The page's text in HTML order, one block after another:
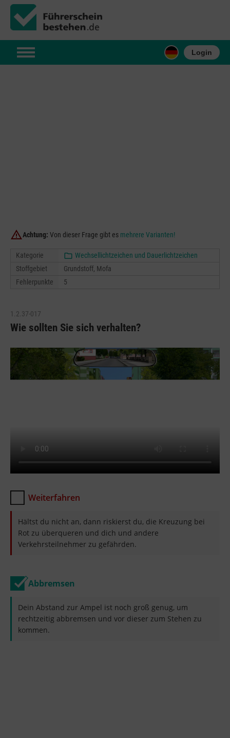
Login
Achtung: Von dieser Frage gibt es mehrere Varianten!
Kategorie
Wechsellichtzeichen und Dauerlichtzeichen
Stoffgebiet
Grundstoff, Mofa
Fehlerpunkte
5
1.2.37-017
Wie sollten Sie sich verhalten?
Weiterfahren
Hältst du nicht an, dann riskierst du, die Kreuzung bei
Rot zu überqueren und dich und andere
Verkehrsteilnehmer zu gefährden.
Abbremsen
Dein Abstand zur Ampel ist noch groß genug, um
rechtzeitig abbremsen und vor dieser zum Stehen zu
kommen.